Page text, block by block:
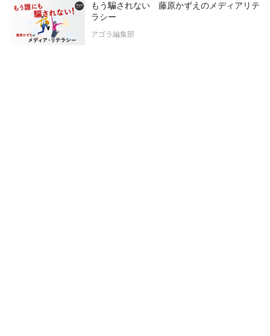
もう騙されない 藤原かずえのメディアリテ
ラシー
アゴラ編集部